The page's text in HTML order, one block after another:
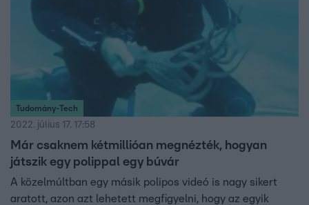
Tudomány-Tech
2022. július 17. 17:58
Már csaknem kétmillióan megnézték, hogyan
játszik egy polippal egy búvár
A közelmúltban egy másik polipos videó is nagy sikert
aratott, azon azt lehetett megfigyelni, hogy az egyik